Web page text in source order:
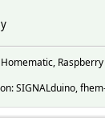
SIGNALduino,